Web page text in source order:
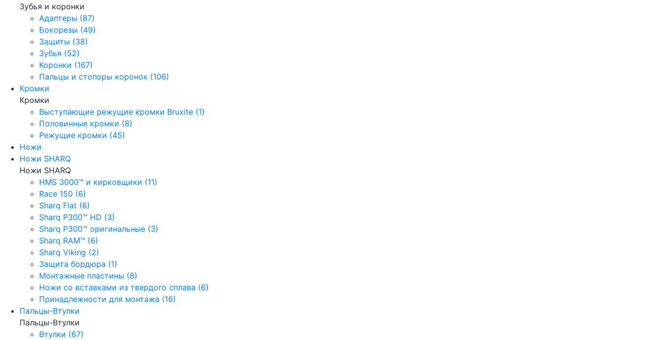
Зубья и коронки
Адаптеры (87)
Бокорезы (49)
Защиты (38)
Зубья (52)
Коронки (167)
Пальцы и стопоры коронок (106)
Кромки
Кромки
Выступающие режущие кромки Bruxite (1)
Половинные кромки (8)
Режущие кромки (45)
Ножи
Ножи SHARQ
Ножи SHARQ
HMS 3000™ и кирковщики (11)
Race 150 (6)
Sharq Flat (6)
Sharq P300™ HD (3)
Sharq P300™ оригинальные (3)
Sharq RAM™ (6)
Sharq Viking (2)
Защита бордюра (1)
Монтажные пластины (8)
Ножи со вставками из твердого сплава (6)
Принадлежности для монтажа (16)
Пальцы-Втулки
Пальцы-Втулки
Втулки (67)